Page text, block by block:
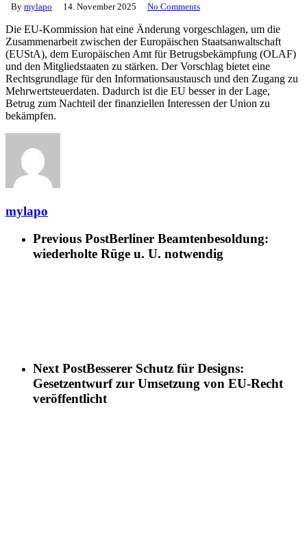
By mylapo 14. November 2025 No Comments
Die EU-Kommission hat eine Änderung vorgeschlagen, um die
Zusammenarbeit zwischen der Europäischen Staatsanwaltschaft
(EUStA), dem Europäischen Amt für Betrugsbekämpfung (OLAF)
und den Mitgliedstaaten zu stärken. Der Vorschlag bietet eine
Rechtsgrundlage für den Informationsaustausch und den Zugang zu
Mehrwertsteuerdaten. Dadurch ist die EU besser in der Lage,
Betrug zum Nachteil der finanziellen Interessen der Union zu
bekämpfen.
mylapo
Previous PostBerliner Beamtenbesoldung:
wiederholte Rüge u. U. notwendig
Next PostBesserer Schutz für Designs:
Gesetzentwurf zur Umsetzung von EU-Recht
veröffentlicht